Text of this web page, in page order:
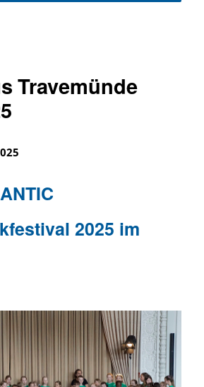
Travemünde
2025 im